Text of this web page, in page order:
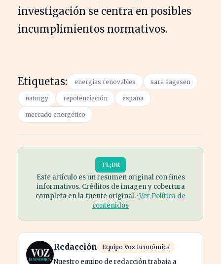
investigación se centra en posibles
incumplimientos normativos.
Etiquetas: energías renovables sara aagesen
naturgy repotenciación españa
mercado energético
TL;DR
Este artículo es un resumen original con fines
informativos. Créditos de imagen y cobertura
completa en la fuente original. ·Ver Política de
contenidos
Redacción Equipo Voz Económica
Nuestro equipo de redacción trabaja a